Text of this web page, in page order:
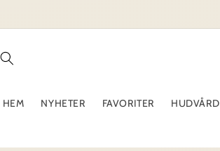
HEM NYHETER FAVORITER HUDVÅRD